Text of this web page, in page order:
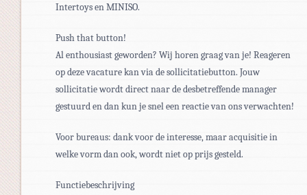
Intertoys en MINISO.
Push that button!
Al enthousiast geworden? Wij horen graag van je! Reageren
op deze vacature kan via de sollicitatiebutton. Jouw
sollicitatie wordt direct naar de desbetreffende manager
gestuurd en dan kun je snel een reactie van ons verwachten!
Voor bureaus: dank voor de interesse, maar acquisitie in
welke vorm dan ook, wordt niet op prijs gesteld.
Functiebeschrijving